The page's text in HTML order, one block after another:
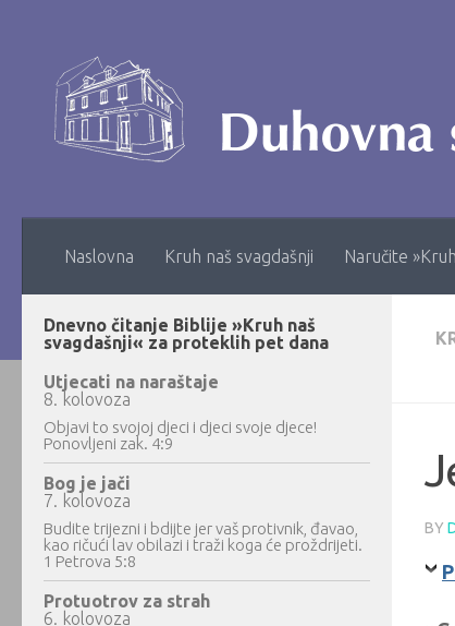
Naslovna Kruh naš svagdašnji Naručite
BY
Dnevno čitanje Biblije »Kruh naš
svagdašnji« za proteklih pet dana
Utjecati na naraštaje
8. kolovoza
Objavi to svojoj djeci i djeci svoje djece!
Ponovljeni zak. 4:9
Bog je jači
7. kolovoza
Budite trijezni i bdijte jer vaš protivnik, đavao,
kao ričući lav obilazi i traži koga će proždrijeti.
1 Petrova 5:8
Protuotrov za strah
6. kolovoza